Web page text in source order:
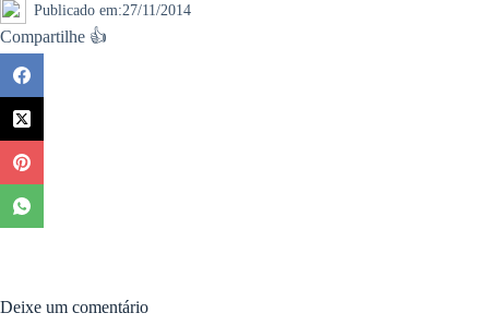
Publicado em:27/11/2014
Compartilhe 👍
Deixe um comentário